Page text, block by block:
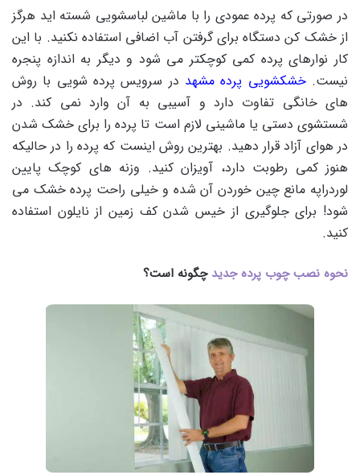
در صورتی که پرده عمودی را با ماشین لباسشویی شسته اید هرگز
از خشک کن دستگاه برای گرفتن آب اضافی استفاده نکنید. با این
کار نوارهای پرده کمی کوچکتر می شود و دیگر به اندازه پنجره
نیست.خشکشویی پرده مشهد در سرویس پرده شویی با روش
های خانگی تفاوت دارد و آسیبی به آن وارد نمی کند. در
شستشوی دستی یا ماشینی لازم است تا پرده را برای خشک شدن
در هوای آزاد قرار دهید. بهترین روش اینست که پرده را در حالیکه
هنوز کمی رطوبت دارد، آویزان کنید. وزنه های کوچک پایین
لوردراپه مانع چین خوردن آن شده و خیلی راحت پرده خشک می
شود! برای جلوگیری از خیس شدن کف زمین از نایلون استفاده
کنید.
نحوه نصب چوب پرده جدید چگونه است؟